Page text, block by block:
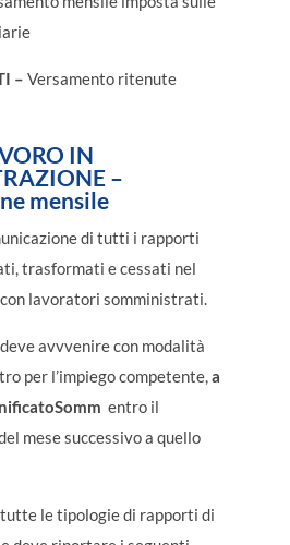
– Versamento ritenute
IN
–
mensile
di tutti i rapporti
trasformati e cessati nel
lavoratori somministrati.
avvvenire con modalità
per l’impiego competente,a
entro il
mese successivo a quello
le tipologie di rapporti di